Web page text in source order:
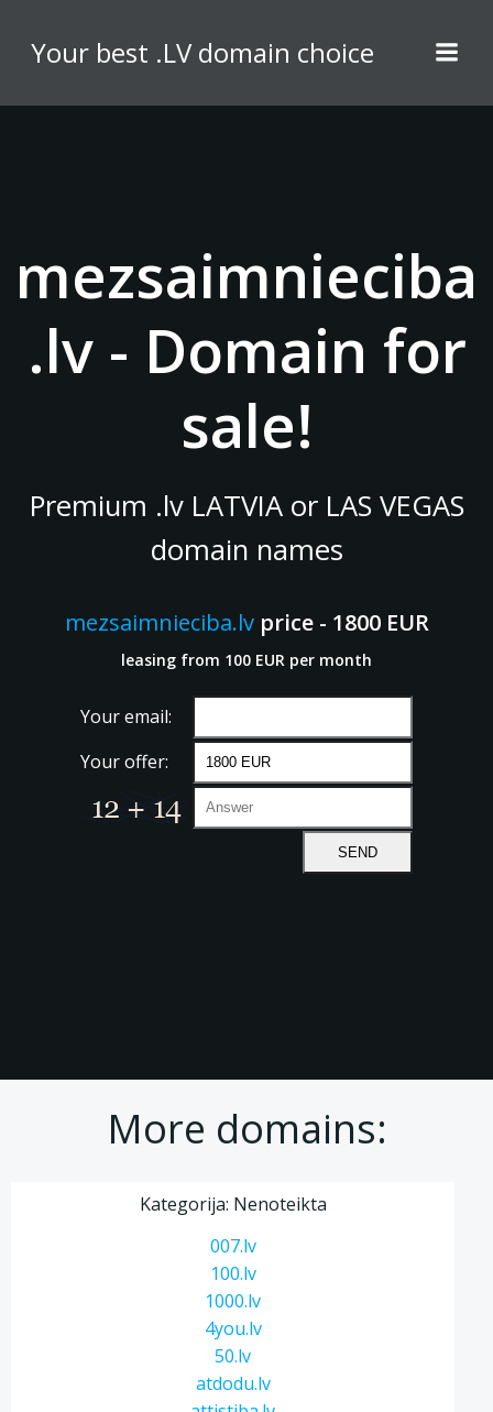
content
Your best .LV domain choice
mezsaimnieciba
.lv - Domain for
sale!
Premium .lv LATVIA or LAS VEGAS
domain names
mezsaimnieciba.lvprice - 1800 EUR
leasing from 100 EUR per month
Your email:
Your offer:
More domains:
Kategorija: Nenoteikta
007.lv
100.lv
1000.lv
4you.lv
50.lv
atdodu.lv